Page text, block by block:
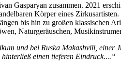
Gasparyan zusammen. 2021
Körper eines
bis hin zu großen klassischen
Naturgeräuschen,
und bei Ruska Makashvili,
einen tieferen Eindruck....“